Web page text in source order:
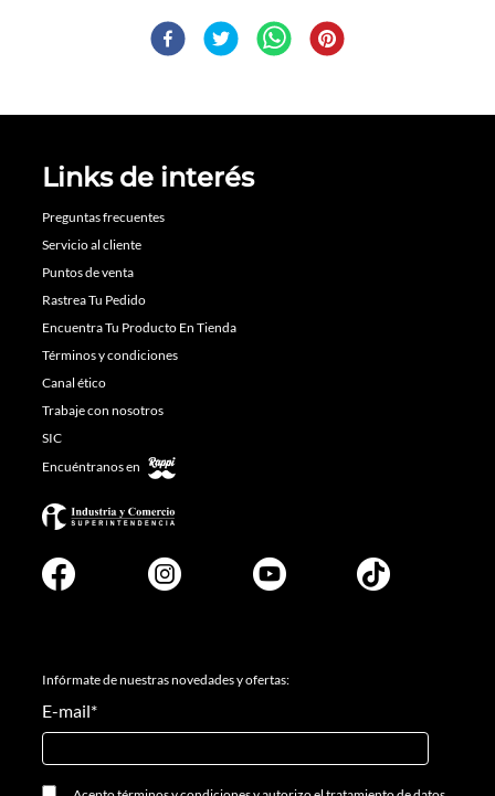
Links de interés
Preguntas frecuentes
Servicio al cliente
Puntos de venta
Rastrea Tu Pedido
Encuentra Tu Producto En Tienda
Términos y condiciones
Canal ético
Trabaje con nosotros
SIC
Encuéntranos en
Infórmate de nuestras novedades y ofertas:
E-mail*